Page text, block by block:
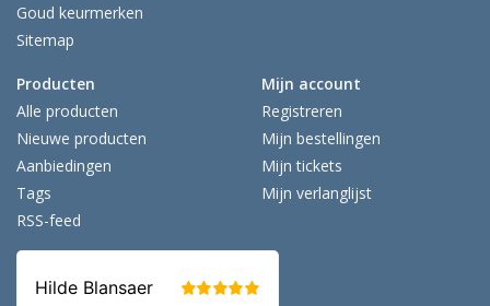
Goud keurmerken
Sitemap
Producten
Alle producten
Nieuwe producten
Aanbiedingen
Tags
RSS-feed
Mijn account
Registreren
Mijn bestellingen
Mijn tickets
Mijn verlanglijst